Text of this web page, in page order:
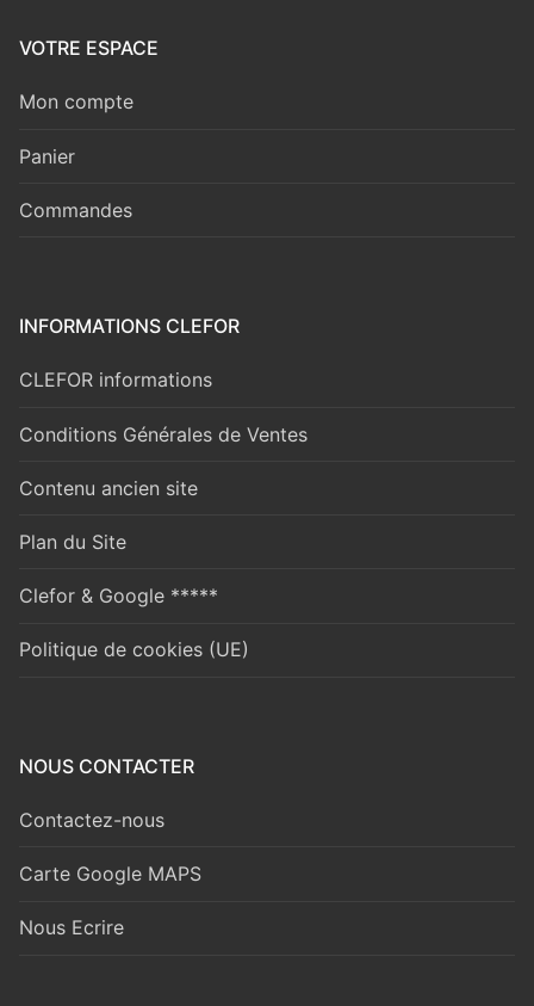
VOTRE ESPACE
Mon compte
Panier
Commandes
INFORMATIONS CLEFOR
CLEFOR informations
Conditions Générales de Ventes
Contenu ancien site
Plan du Site
Clefor & Google *****
Politique de cookies (UE)
NOUS CONTACTER
Contactez-nous
Carte Google MAPS
Nous Ecrire